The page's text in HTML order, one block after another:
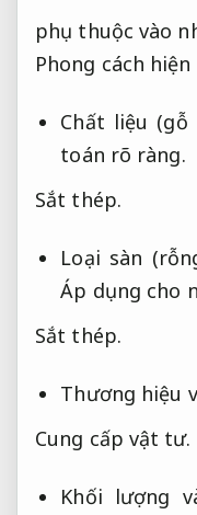
phụ thuộc vào
Phong cách hiện
Chất liệu
toán rõ ràng.
Sắt thép.
Loại sàn
Áp dụng cho
Sắt thép.
Thương hiệu
Cung cấp vật tư.
Khối lượng